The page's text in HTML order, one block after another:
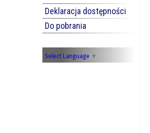
Deklaracja dostępności
Do pobrania
Select Language ▼